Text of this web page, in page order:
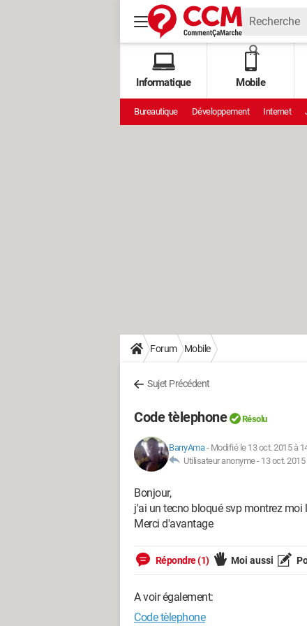
Informatique Mobile
Bureautique Développement Internet
Forum Mobile
Sujet Précédent
Code tèlephone Résolu
BarryAma- Modifié le 13 oct. 2015 à
Utilisateur anonyme - 13 oct. 2015
Bonjour,
j'ai un tecno bloqué svp montrez moi
Merci d'avantage
Répondre (1) Moi aussi
A voir également:
Code tèlephone